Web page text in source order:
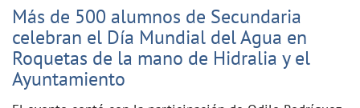
Más de 500 alumnos de Secundaria
celebran el Día Mundial del Agua en
Roquetas de la mano de Hidralia y el
Ayuntamiento